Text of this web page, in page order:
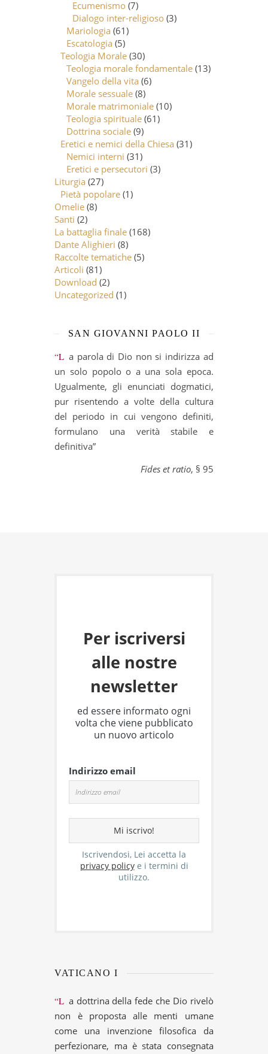
Ecumenismo (7)
Dialogo inter-religioso (3)
Mariologia (61)
Escatologia (5)
Teologia Morale (30)
Teologia morale fondamentale (13)
Vangelo della vita (6)
Morale sessuale (8)
Morale matrimoniale (10)
Teologia spirituale (61)
Dottrina sociale (9)
Eretici e nemici della Chiesa (31)
Nemici interni (31)
Eretici e persecutori (3)
Liturgia (27)
Pietà popolare (1)
Omelie (8)
Santi (2)
La battaglia finale (168)
Dante Alighieri (8)
Raccolte tematiche (5)
Articoli (81)
Download (2)
Uncategorized (1)
SAN GIOVANNI PAOLO II
“La parola di Dio non si indirizza ad
un solo popolo o a una sola epoca.
Ugualmente, gli enunciati dogmatici,
pur risentendo a volte della cultura
del periodo in cui vengono definiti,
formulano una verità stabile e
definitiva”
Fides et ratio, § 95
Per iscriversi
alle nostre
newsletter
ed essere informato ogni
volta che viene pubblicato
un nuovo articolo
Indirizzo email
Iscrivendosi, Lei accetta la
privacy policye i termini di
utilizzo.
VATICANO I
“La dottrina della fede che Dio rivelò
non è proposta alle menti umane
come una invenzione filosofica da
perfezionare, ma è stata consegnata